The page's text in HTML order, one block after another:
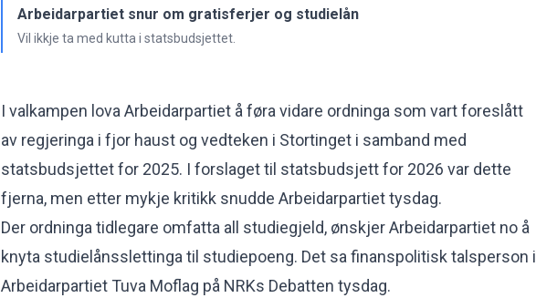
Arbeidarpartiet snur om gratisferjer og studielån
Vil ikkje ta med kutta i statsbudsjettet.
I valkampen lova Arbeidarpartiet å føra vidare ordninga som vart foreslått
av regjeringa i fjor haust og vedteken i Stortinget i samband med
statsbudsjettet for 2025. I forslaget til statsbudsjett for 2026 var dette
fjerna, men etter mykje kritikk snudde Arbeidarpartiet tysdag.
Der ordninga tidlegare omfatta all studiegjeld, ønskjer Arbeidarpartiet no å
knyta studielånsslettinga til studiepoeng. Det sa finanspolitisk talsperson i
Arbeidarpartiet Tuva Moflag på NRKs Debatten tysdag.